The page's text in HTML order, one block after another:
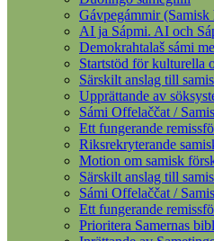
Gávpegámmir (Samisk
AI ja Sápmi. AI och
Demokrahtalaš sámi
Startstöd för kulturella
Särskilt anslag till
Upprättande av
Sámi Offelaččat /
Ett fungerande
Riksrekryterande
Motion om samisk
Särskilt anslag till
Sámi Offelaččat /
Ett fungerande
Prioritera Samernas